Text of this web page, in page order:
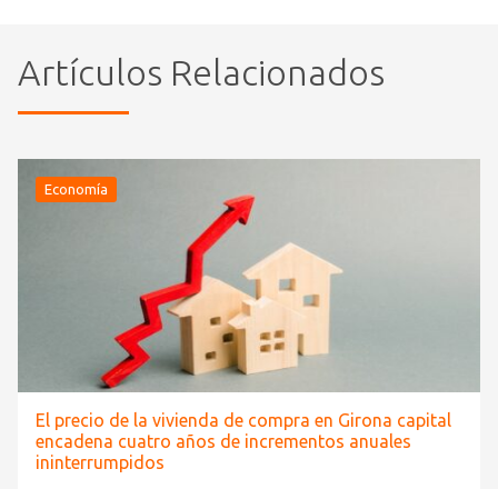
Artículos Relacionados
Economía
El precio de la vivienda de compra en Girona capital
encadena cuatro años de incrementos anuales
ininterrumpidos